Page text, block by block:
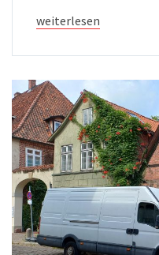
weiterlesen